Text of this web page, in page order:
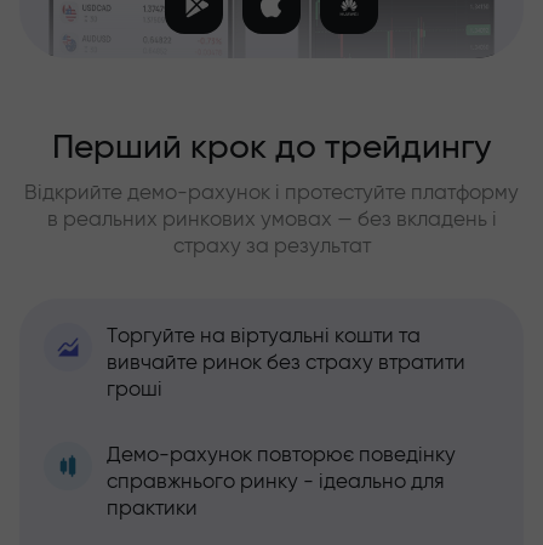
Перший крок до трейдингу
Відкрийте демо-рахунок і протестуйте платформу
в реальних ринкових умовах — без вкладень і
страху за результат
Торгуйте на віртуальні кошти та
вивчайте ринок без страху втратити
гроші
Демо-рахунок повторює поведінку
справжнього ринку - ідеально для
практики